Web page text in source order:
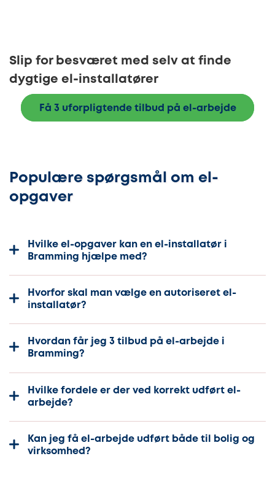
Slip for besværet med selv at finde
dygtige el-installatører
Få 3 uforpligtende tilbud på el-arbejde
Populære spørgsmål om el-
opgaver
Hvilke el-opgaver kan en el-installatør i
Bramming hjælpe med?
Hvorfor skal man vælge en autoriseret el-
installatør?
Hvordan får jeg 3 tilbud på el-arbejde i
Bramming?
Hvilke fordele er der ved korrekt udført el-
arbejde?
Kan jeg få el-arbejde udført både til bolig og
virksomhed?